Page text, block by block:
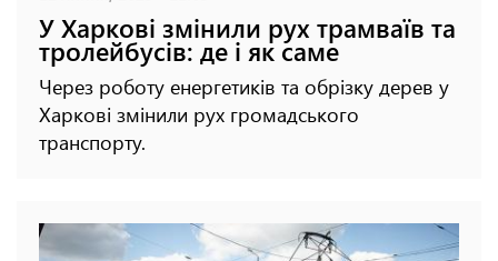
У Харкові змінили рух трамваїв та
тролейбусів: де і як саме
Через роботу енергетиків та обрізку дерев у
Харкові змінили рух громадського
транспорту.